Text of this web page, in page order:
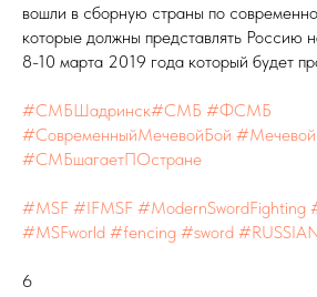
вошли в сборную страны по
которые должны представлять
8-10 марта 2019 года который будет
#СМБШадринск#СМБ #ФСМБ
#СовременныйМечевойБой
#СМБшагаетПОстране
#MSF #IFMSF #ModernSwordFighting
#MSFworld #fencing #sword
6